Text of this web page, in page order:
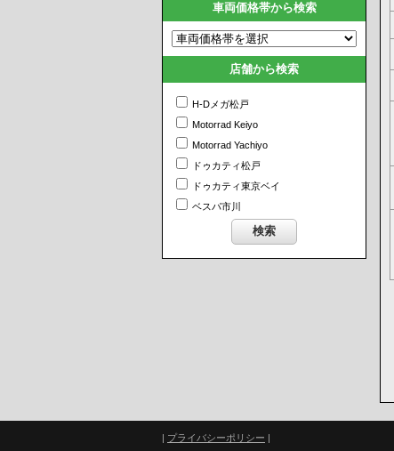
車両価格帯から検索
店舗から検索
H-Dメガ松戸
Motorrad Keiyo
Motorrad Yachiyo
ドゥカティ松戸
ドゥカティ東京ベイ
ベスパ市川
| プライバシーポリシー |